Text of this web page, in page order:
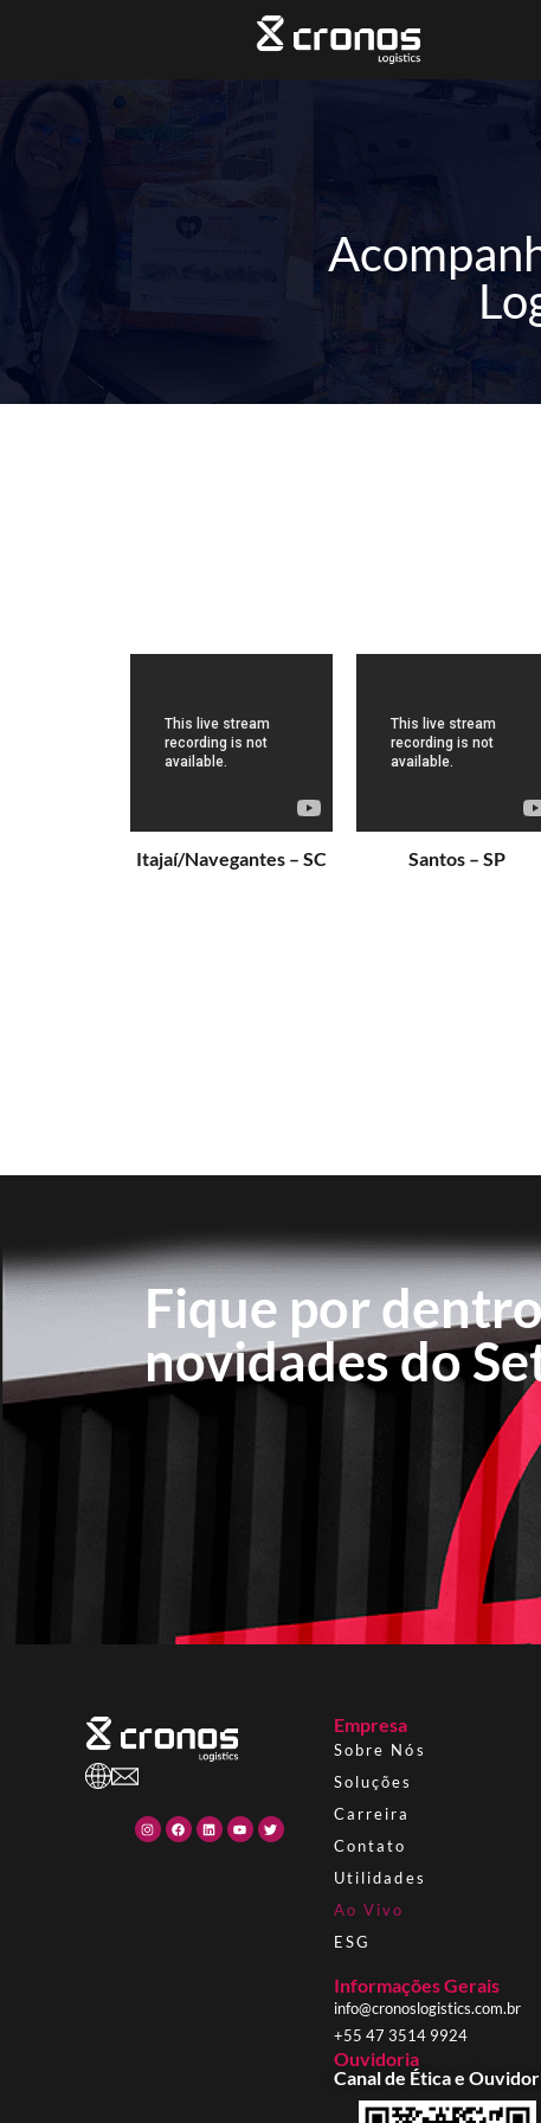
Itajaí/Navegantes – SC Santos – SP
Fique por
novidades do
Empresa
Sobre Nós
Soluções
Carreira
Contato
Utilidades
Ao Vivo
ESG
Informações Gerais
info@cronoslogistics.com.br
+55 47 3514 9924
Ouvidoria
Canal de Ética e